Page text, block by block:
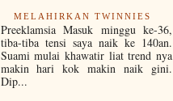
MELAHIRKAN TWINNIES
Preeklamsia Masuk minggu ke-36,
tiba-tiba tensi saya naik ke 140an.
Suami mulai khawatir liat trend nya
makin hari kok makin naik gini.
Dip...